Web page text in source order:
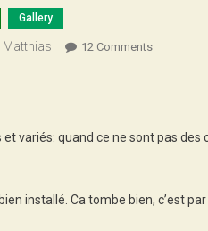
Gallery
Matthias 12 CommentsOn
Picardie
De
et variés: quand ce ne sont pas
installé. Ca tombe bien, c’est